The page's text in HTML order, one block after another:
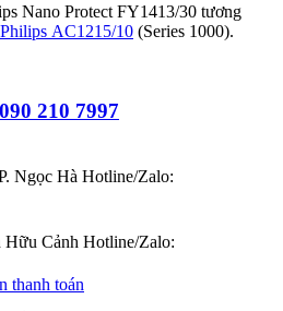
Nano Protect FY1413/30 tương
AC1215/10 (Series 1000).
090 210 7997
Ngọc Hà Hotline/Zalo:
Hữu Cảnh Hotline/Zalo:
thanh toán